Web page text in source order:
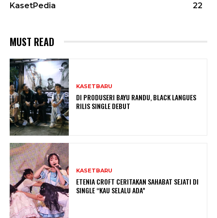
KasetPedia
22
MUST READ
KASETBARU
DI PRODUSERI BAYU RANDU, BLACK LANGUES
RILIS SINGLE DEBUT
KASETBARU
ETENIA CROFT CERITAKAN SAHABAT SEJATI DI
SINGLE “KAU SELALU ADA”